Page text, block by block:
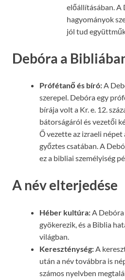
előállításában. A
hagyományok
jól tud
Debóra a
Prófétanő és bíró:A
szerepel. Debóra egy
bírája volt a Kr. e. 12.
bátorságáról és vezetői
Ő vezette az izraeli
győztes csatában. A
ez a bibliai személyiség
A név elterjedése
Héber kultúra: A
gyökerezik, és a Biblia
világban.
Kereszténység: A
után a név továbbra is
számos nyelvben